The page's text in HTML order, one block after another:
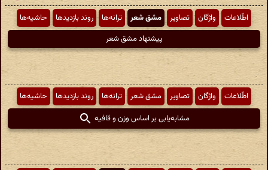
اطّلاعات واژگان تصاویر مشق شعر ترانه‌ها روند بازدیدها
حاشیه‌ها
پیشنهاد مشق شعر
اطّلاعات واژگان تصاویر مشق شعر ترانه‌ها روند بازدیدها
حاشیه‌ها
مشابه‌یابی بر اساس وزن و قافیه